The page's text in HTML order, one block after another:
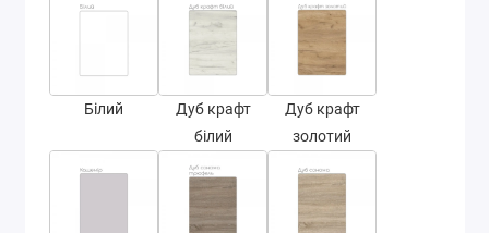
Білий
Дуб крафт
білий
Дуб крафт
золотий